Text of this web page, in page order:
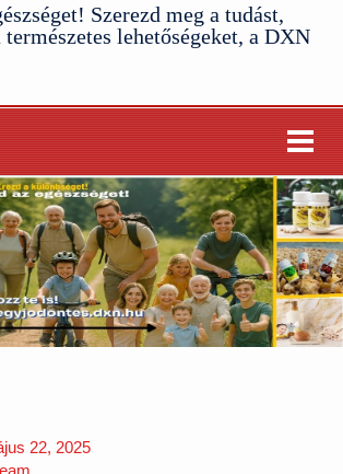
Szerezd meg a tudást,
lehetőségeket, a DXN
22, 2025